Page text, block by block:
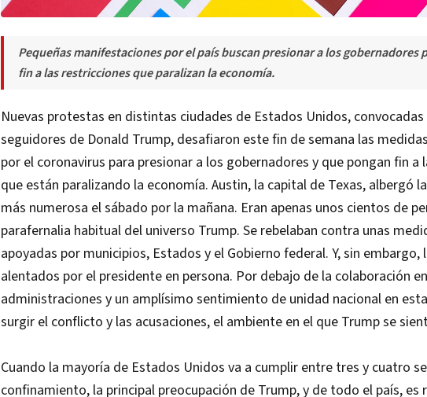
Pequeñas manifestaciones por el país buscan presionar a los gobernadores
fin a las restricciones que paralizan la economía.
Nuevas protestas en distintas ciudades de Estados Unidos,
seguidores de Donald Trump, desafiaron este fin de semana las
por el coronavirus para presionar a los gobernadores y que pongan fin a
que están paralizando la economía. Austin, la capital de Texas, albergó
más numerosa el sábado por la mañana. Eran apenas unos cientos de
parafernalia habitual del universo Trump. Se rebelaban contra unas
apoyadas por municipios, Estados y el Gobierno federal. Y, sin embargo,
alentados por el presidente en persona. Por debajo de la colaboración
administraciones y un amplísimo sentimiento de unidad nacional en
surgir el conflicto y las acusaciones, el ambiente en el que Trump se
Cuando la mayoría de Estados Unidos va a cumplir entre tres y cuatro
confinamiento, la principal preocupación de Trump, y de todo el país, es